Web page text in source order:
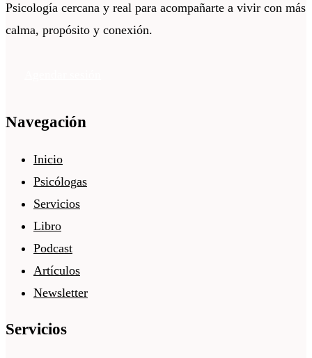
Psicología cercana y real para acompañarte a vivir con más
calma, propósito y conexión.
Navegación
Inicio
Psicólogas
Servicios
Libro
Podcast
Artículos
Newsletter
Servicios